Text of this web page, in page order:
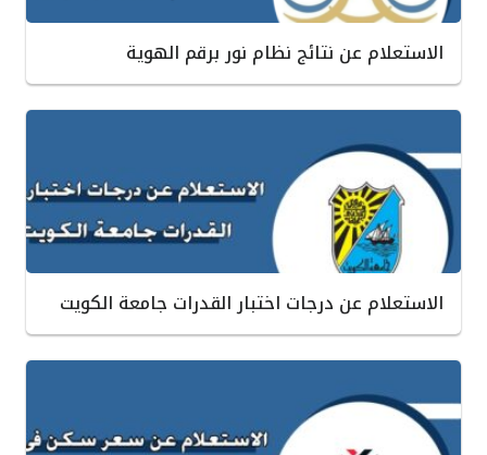
الاستعلام عن نتائج نظام نور برقم الهوية
الاستعلام عن درجات اختبار القدرات جامعة الكويت